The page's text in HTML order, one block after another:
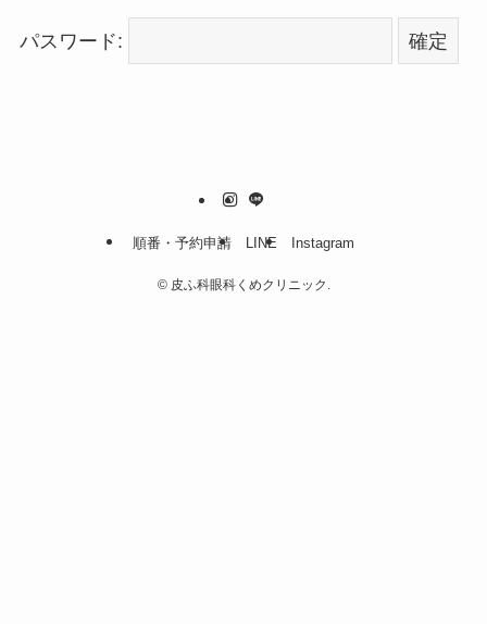
パスワード:
順番・予約申請 LINE Instagram
©皮ふ科眼科くめクリニック.